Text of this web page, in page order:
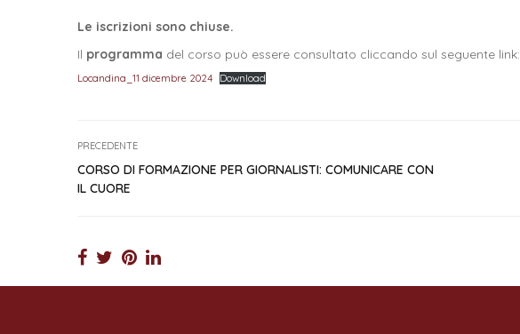
Le iscrizioni sono chiuse.
Il programma del corso può essere consultato cliccando sul seguente link:
Locandina_11 dicembre 2024 Download
PRECEDENTE
CORSO DI FORMAZIONE PER GIORNALISTI: COMUNICARE CON
IL CUORE